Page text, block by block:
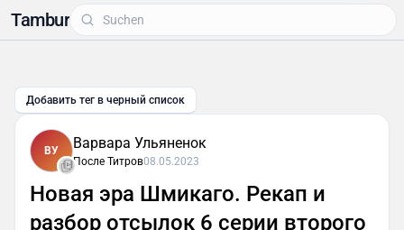
Tambur
Добавить тег в черный список
ВУ Варвара Ульяненок
После Титров08.05.2023
Новая эра Шмикаго. Рекап и
разбор отсылок 6 серии второго